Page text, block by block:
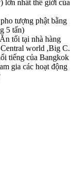
lớn nhất thế giới của
tượng phật bằng
5 tấn)
tối tại nhà hàng
world ,Big C.
tiếng của Bangkok
gia các hoạt động